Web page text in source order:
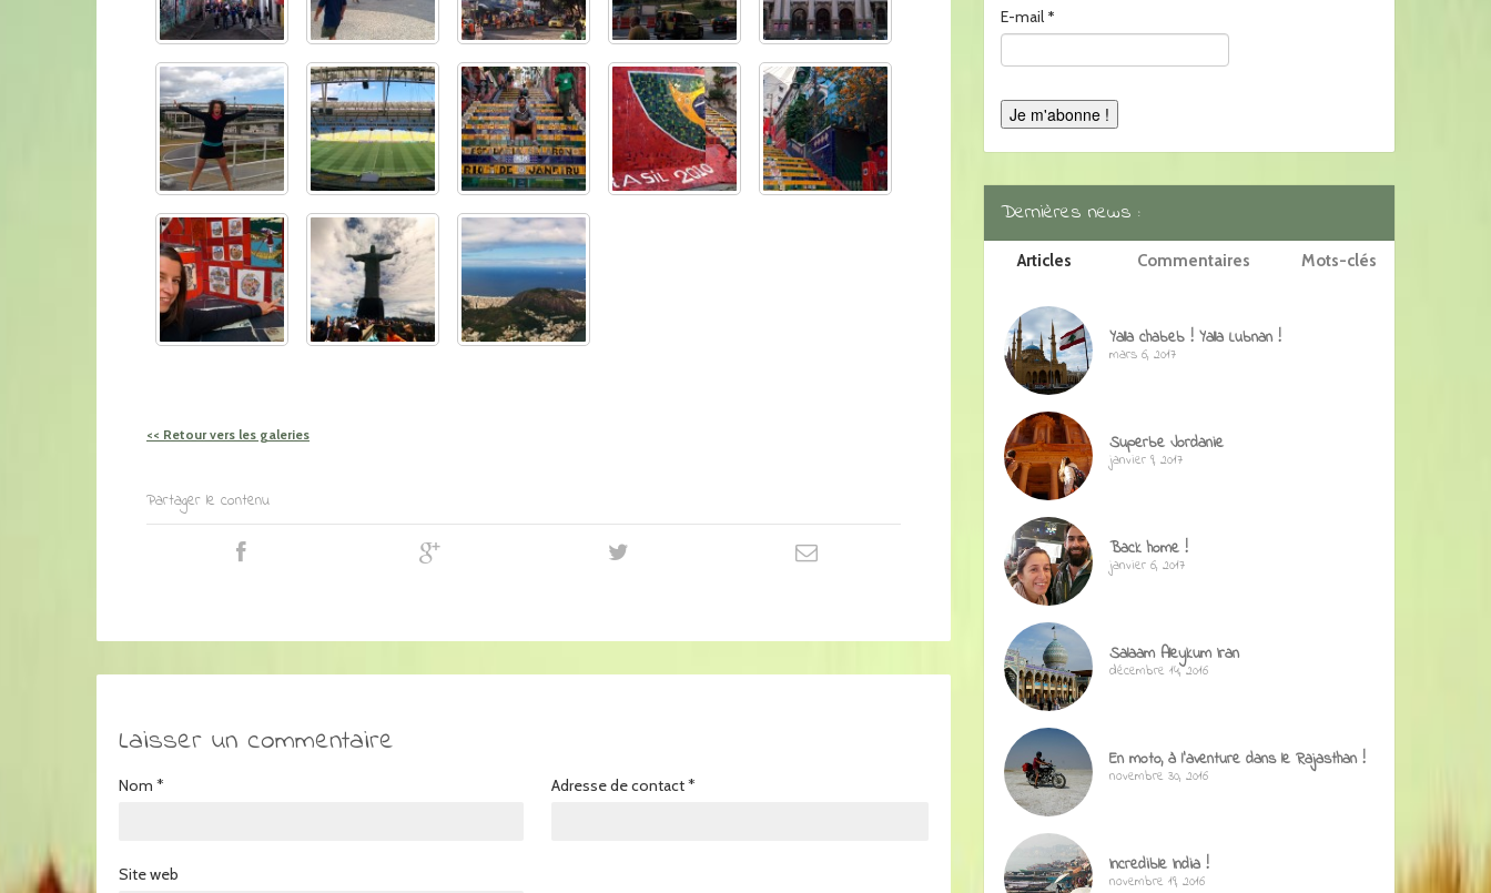
<< Retour vers les galeries
Partager le contenu
Laisser un commentaire
Nom * Adresse de contact*
Site web
E-mail *
Dernières news :
Articles Commentaires Mots-clés
Yalla chabeb ! Yalla Lubnan !
mars 6, 2017
Superbe Jordanie
janvier 9, 2017
Back home !
janvier 6, 2017
Salaam Aleykum Iran
décembre 14, 2016
En moto, à l’aventure dans le Rajasthan !
novembre 30, 2016
Incredible India !
novembre 19, 2016